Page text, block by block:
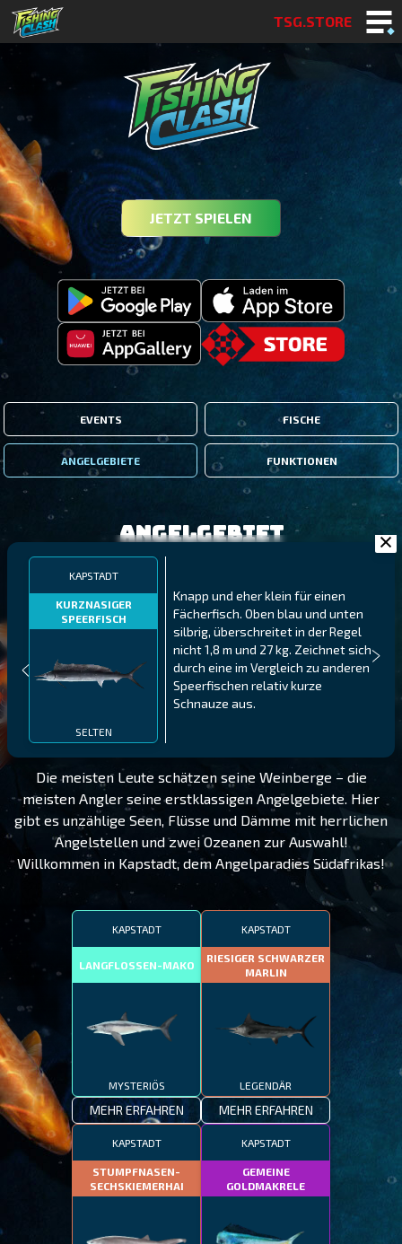
TSG.STORE
JETZT SPIELEN
EVENTS FISCHE
ANGELGEBIETE FUNKTIONEN
KAPSTADT
KURZNASIGER
SPEERFISCH
SELTEN
Knapp und eher klein für einen
Fächerfisch. Oben blau und unten
silbrig, überschreitet in der Regel
nicht 1,8 m und 27 kg. Zeichnet sich
durch eine im Vergleich zu anderen
Speerfischen relativ kurze
Schnauze aus.
Angelgebiet
Die meisten Leute schätzen seine Weinberge – die
meisten Angler seine erstklassigen Angelgebiete. Hier
gibt es unzählige Seen, Flüsse und Dämme mit herrlichen
Angelstellen und zwei Ozeanen zur Auswahl!
Willkommen in Kapstadt, dem Angelparadies Südafrikas!
KAPSTADT
LANGFLOSSEN-MAKO
MYSTERIÖS
MEHR ERFAHREN
KAPSTADT
RIESIGER SCHWARZER
MARLIN
LEGENDÄR
MEHR ERFAHREN
KAPSTADT
STUMPFNASEN-
SECHSKIEMERHAI
KAPSTADT
GEMEINE
GOLDMAKRELE